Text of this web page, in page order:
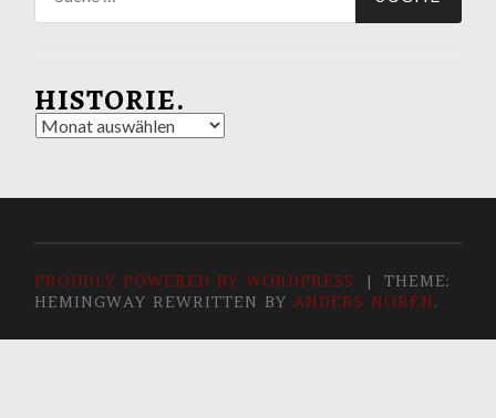
HISTORIE.
Historie.
PROUDLY POWERED BY WORDPRESS |
THEME:
HEMINGWAY REWRITTEN BYANDERS NORÉN.